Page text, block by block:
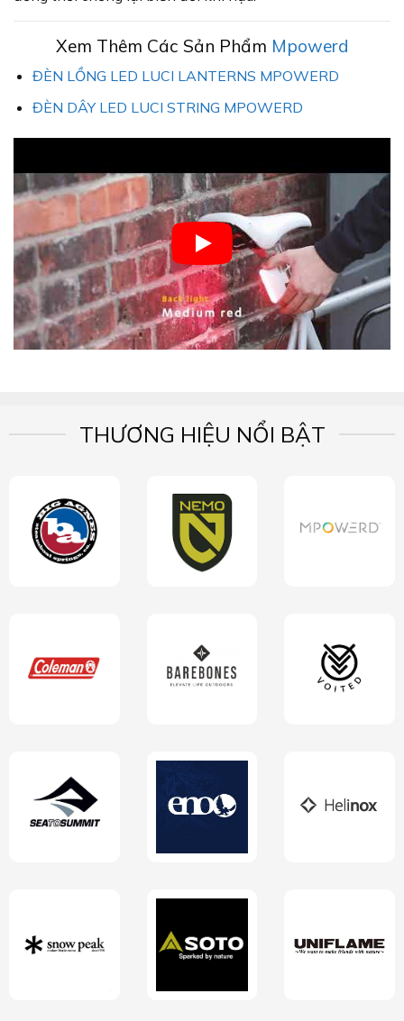
Xem Thêm Các Sản Phẩm Mpowerd
ĐÈN LỒNG LED LUCI LANTERNS MPOWERD
ĐÈN DÂY LED LUCI STRING MPOWERD
THƯƠNG HIỆU NỔI BẬT